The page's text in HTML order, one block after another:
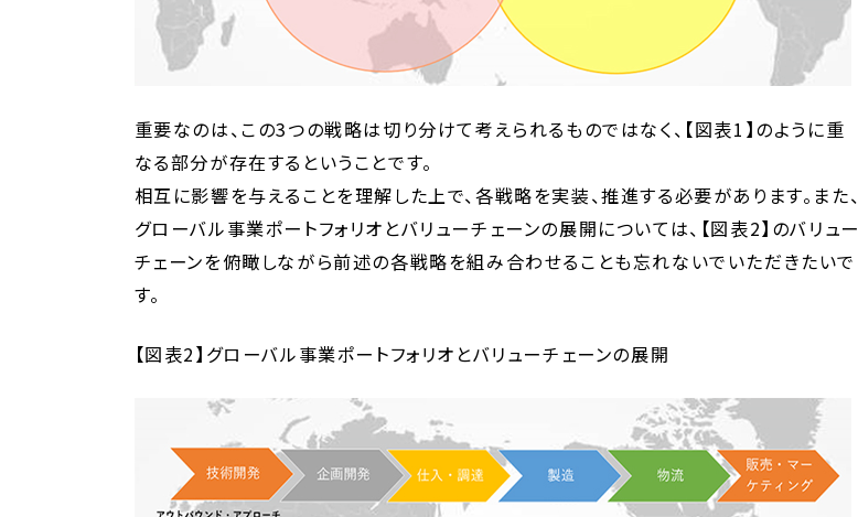
重要なのは、この3つの戦略は切り分けて考えられるものではなく、【図表1】のように重
なる部分が存在するということです。
相互に影響を与えることを理解した上で、各戦略を実装、推進する必要があります。また、
グローバル事業ポートフォリオとバリューチェーンの展開については、【図表2】のバリュー
チェーンを俯瞰しながら前述の各戦略を組み合わせることも忘れないでいただきたいで
す。
【図表2】グローバル事業ポートフォリオとバリューチェーンの展開